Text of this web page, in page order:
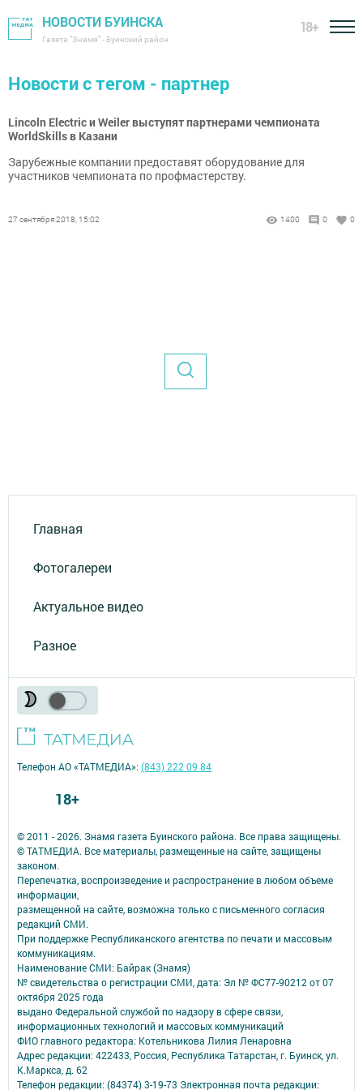
НОВОСТИ БУИНСКА
Газета "Знамя" - Буинский район
18+
Новости с тегом - партнер
Lincoln Electric и Weiler выступят партнерами чемпионата
WorldSkills в Казани
Зарубежные компании предоставят оборудование для
участников чемпионата по профмастерству.
27 сентября 2018, 15:02 1400 0 0
Главная
Фотогалереи
Актуальное видео
Разное
© 2011 - 2026. Знамя газета Буинского района. Все права защищены.
© ТАТМЕДИА. Все материалы, размещенные на сайте, защищены
законом.
Перепечатка, воспроизведение и распространение в любом объеме
информации,
размещенной на сайте, возможна только с письменного согласия
редакций СМИ.
При поддержке Республиканского агентства по печати и массовым
коммуникациям.
Наименование СМИ: Байрак (Знамя)
№ свидетельства о регистрации СМИ, дата: Эл № ФС77-90212 от 07
октября 2025 года
выдано Федеральной службой по надзору в сфере связи,
информационных технологий и массовых коммуникаций
ФИО главного редактора: Котельникова Лилия Ленаровна
Адрес редакции: 422433, Россия, Республика Татарстан, г. Буинск, ул.
К.Маркса, д. 62
Телефон редакции: (84374) 3-19-73 Электронная почта редакции:
Телефон АО «ТАТМЕДИА»:(843) 222 09 84
18+